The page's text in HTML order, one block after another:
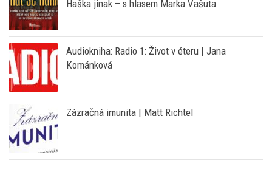
Haška jinak – s hlasem Marka Vašuta
Audiokniha: Radio 1: Život v éteru | Jana
Kománková
Zázračná imunita | Matt Richtel